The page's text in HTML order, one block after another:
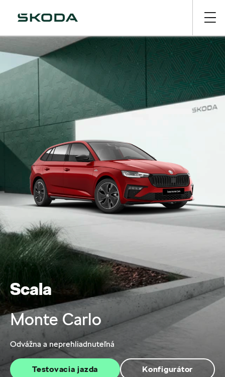
Scala
Monte Carlo
Odvážna a neprehliadnuteľná
Testovacia jazda Konfigurátor